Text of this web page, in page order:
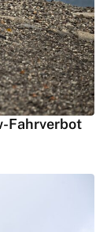
Fahrverbot